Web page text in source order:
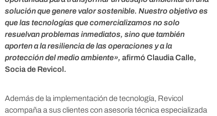
m
i
e
n
solución que genere valor sostenible. Nuestro objetivo es
que las tecnologías que comercializamos no solo
resuelvan problemas inmediatos, sino que también
aporten a la resiliencia de las operaciones y a la
protección del medio ambiente», afirmó Claudia Calle,
Socia de Revicol.
Además de la implementación de tecnología, Revicol
acompaña a sus clientes con asesoría técnica especializada